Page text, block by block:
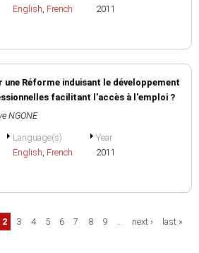
English, French
2011
Réforme induisant le développement
facilitant l'accès à l'emploi ?
NGONE
Language(s)
English, French
Year
2011
2 3 4 5 6 7 8 9 … next › last »